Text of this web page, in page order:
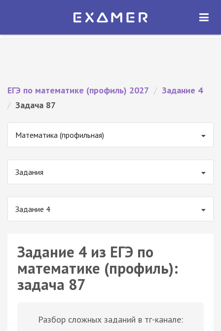
Экзамер — ЕГЭ 2027
ОТКРЫТЬ
ЕГЭ по математике (профиль) 2027 / Задание 4
/ Задача 87
Математика (профильная)
Задания
Задание 4
Задание 4 из ЕГЭ по
математике (профиль):
задача 87
Разбор сложных заданий в тг-канале: